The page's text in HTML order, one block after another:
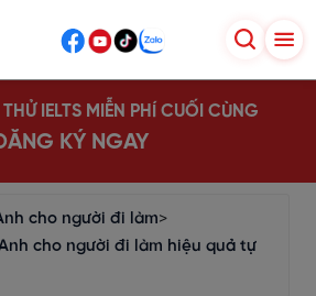
IELTS MIỄN PHÍ CUỐI CÙNG
KÝ NGAY
cho người đi làm>
cho người đi làm hiệu quả tự